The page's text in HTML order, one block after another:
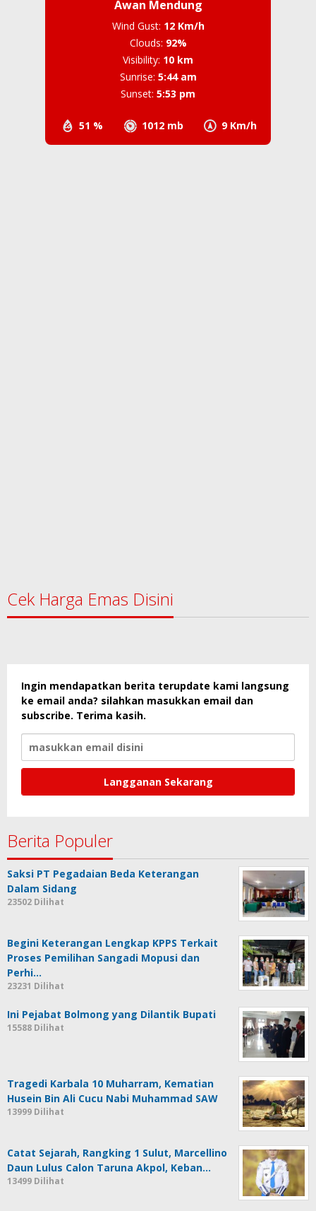
Awan Mendung
51 % 1012 mb 9 Km/h
Wind Gust: 12 Km/h
Clouds: 92%
Visibility: 10 km
Sunrise: 5:44 am
Sunset: 5:53 pm
Cek Harga Emas Disini
Ingin mendapatkan berita terupdate kami langsung
ke email anda? silahkan masukkan email dan
subscribe. Terima kasih.
Berita Populer
Saksi PT Pegadaian Beda Keterangan
Dalam Sidang
23502 Dilihat
Begini Keterangan Lengkap KPPS Terkait
Proses Pemilihan Sangadi Mopusi dan
Perhi…
23231 Dilihat
Ini Pejabat Bolmong yang Dilantik Bupati
15588 Dilihat
Tragedi Karbala 10 Muharram, Kematian
Husein Bin Ali Cucu Nabi Muhammad SAW
13999 Dilihat
Catat Sejarah, Rangking 1 Sulut, Marcellino
Daun Lulus Calon Taruna Akpol, Keban…
13499 Dilihat